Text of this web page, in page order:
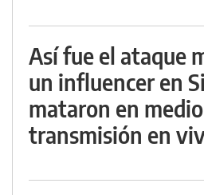
Así fue el ataque
un influencer en
mataron en
transmisión en